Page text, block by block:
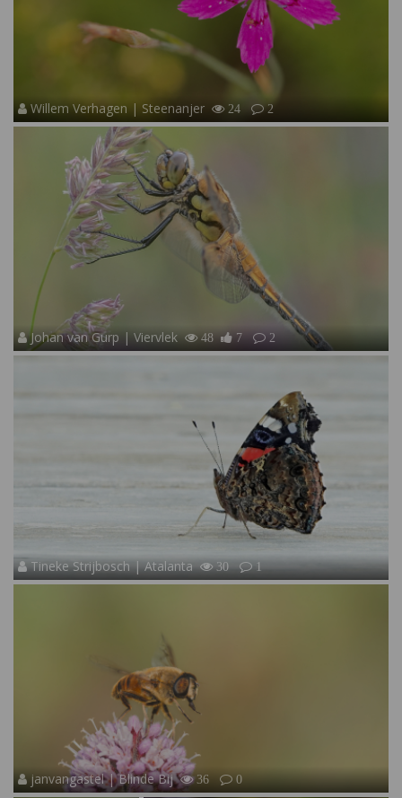
Willem Verhagen | Steenanjer 24 2
Johan van Gurp | Viervlek 48 7 2
Tineke Strijbosch | Atalanta 30 1
janvangastel | Blinde Bij 36 0